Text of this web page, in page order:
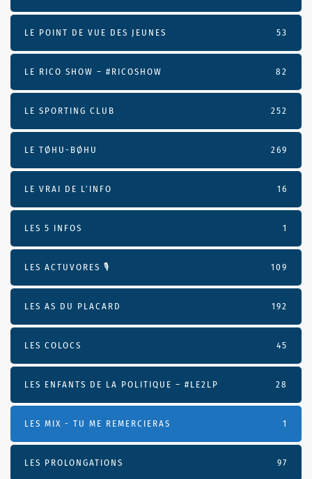
LE POINT DE VUE DES JEUNES 53
LE RICO SHOW – #RICOSHOW 82
LE SPORTING CLUB 252
LE TØHU-BØHU 269
LE VRAI DE L’INFO 16
LES 5 INFOS 1
LES ACTUVORES 🎙 109
LES AS DU PLACARD 192
LES COLOCS 45
LES ENFANTS DE LA POLITIQUE – #LE2LP 28
LES MIX - TU ME REMERCIERAS 1
LES PROLONGATIONS 97